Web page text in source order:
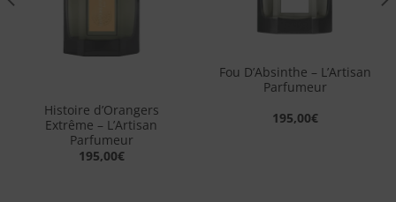
Histoire d’Orangers
Extrême – L’Artisan
Parfumeur
195,00€
Fou D’Absinthe – L’Artisan
Parfumeur
195,00€